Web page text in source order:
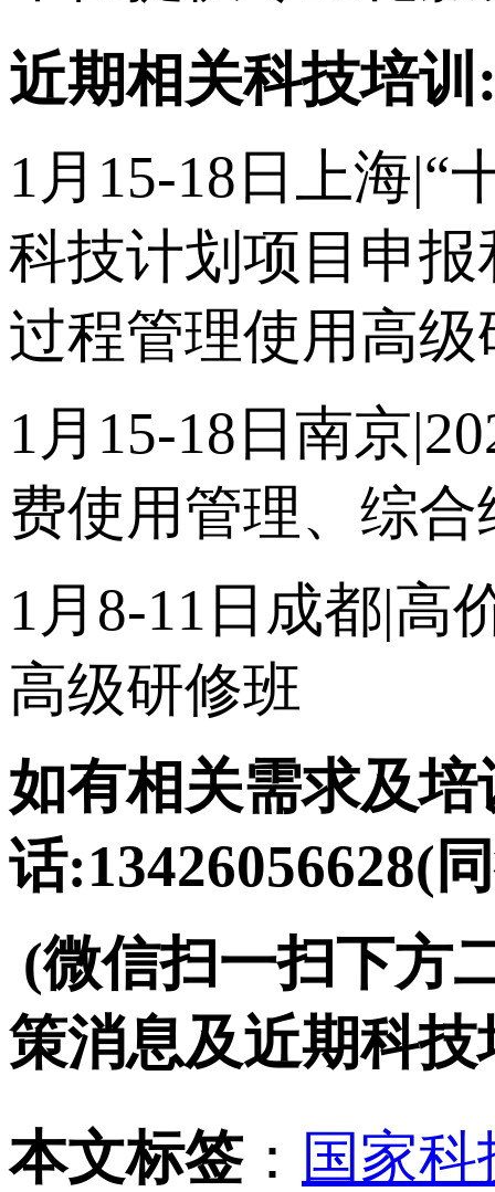
近期相关科技培
1月15-18日上海|“
科技计划项目申
过程管理使用高级
1月15-18日南京
费使用管理、综
1月8-11日成都|高
高级研修班
如有相关需求及
话:13426056628(
(微信扫一扫下方
策消息及近期科
本文标签： 国家